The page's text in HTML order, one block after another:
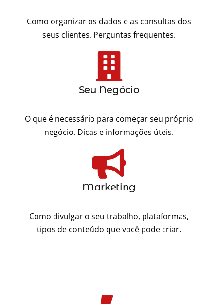
Como organizar os dados e as consultas dos
seus clientes. Perguntas frequentes.
Seu Negócio
O que é necessário para começar seu próprio
negócio. Dicas e informações úteis.
Marketing
Como divulgar o seu trabalho, plataformas,
tipos de conteúdo que você pode criar.